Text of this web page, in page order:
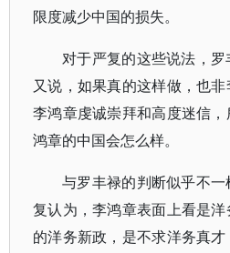
限度减少中国的损失。
对于严复的这些说法，
又说，如果真的这样做，也
李鸿章虔诚崇拜和高度迷信
鸿章的中国会怎么样。
与罗丰禄的判断似乎不
复认为，李鸿章表面上看是
的洋务新政，是不求洋务真才